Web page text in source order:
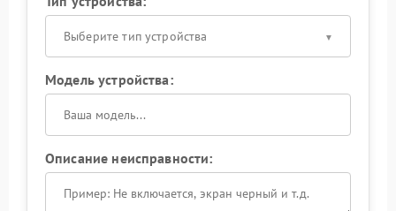
Выберите тип устройства
Модель устройства:
Описание неисправности: